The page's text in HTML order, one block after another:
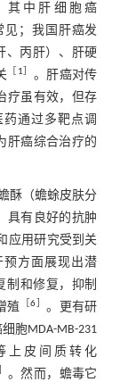
其中肝细胞癌
见；我国肝癌发
、丙肝）、肝硬
1
。肝癌对传
疗虽有效，但存
药通过多靶点调
肝癌综合治疗的
酥（蟾蜍皮肤分
具有良好的抗肿
应用研究受到关
方面展现出潜
制和修复，抑制
殖
［6
。更有研
胞MDA-MB-231
上皮间质转化
。然而，蟾毒它